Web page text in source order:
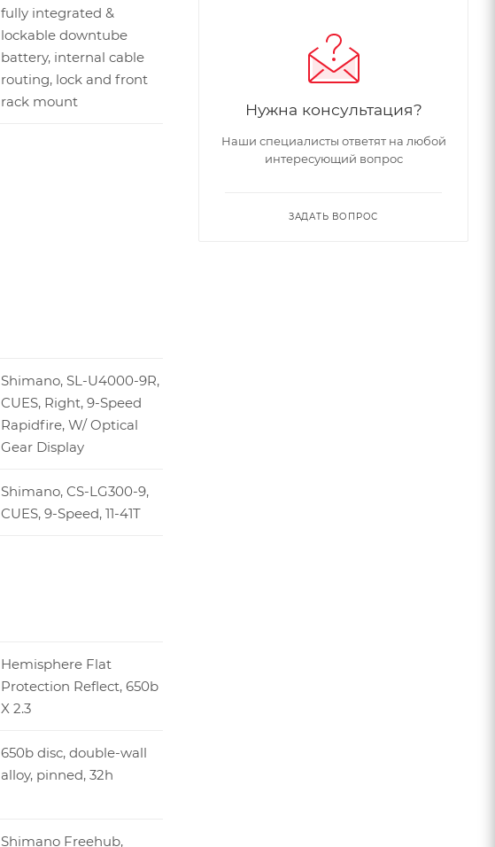
fully integrated &
lockable downtube
battery, internal cable
routing, lock and front
rack mount
Shimano, SL-U4000-9R,
CUES, Right, 9-Speed
Rapidfire, W/ Optical
Gear Display
Shimano, CS-LG300-9,
CUES, 9-Speed, 11-41T
Hemisphere Flat
Protection Reflect, 650b
X 2.3
650b disc, double-wall
alloy, pinned, 32h
Shimano Freehub,
Нужна консультация?
Наши специалисты ответят на любой
интересующий вопрос
ЗАДАТЬ ВОПРОС